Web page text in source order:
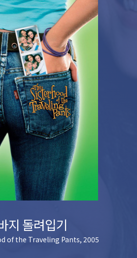
지 돌려입기
of the Traveling Pants, 2005